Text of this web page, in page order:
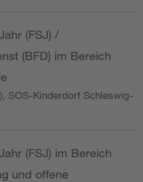
(FSJ) /
(BFD) im Bereich
SOS-Kinderdorf Schleswig-
(FSJ) im Bereich
und offene